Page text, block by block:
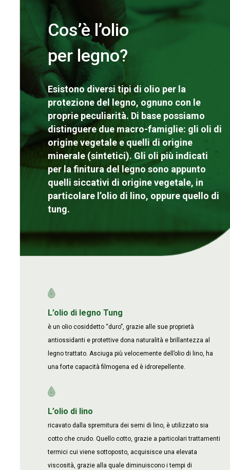
Cos’è l’olio
per legno?
Esistono diversi tipi di olio per la
protezione del legno, ognuno con le
proprie peculiarità. Di base possiamo
distinguere due macro-famiglie: gli oli di
origine vegetale e quelli di origine
minerale (sintetici). Gli oli più indicati
per la finitura del legno sono appunto
quelli siccativi di origine vegetale, in
particolare l’olio di lino, oppure quello di
tung.
L’olio di legno Tung
è un olio cosiddetto “duro”, grazie alle sue proprietà
antiossidanti e protettive dona naturalità e brillantezza al
legno trattato. Asciuga più velocemente dell’olio di lino, ha
una forte capacità filmogena ed è idrorepellente.
L’olio di lino
ricavato dalla spremitura dei semi di lino, è utilizzato sia
cotto che crudo. Quello cotto, grazie a particolari trattamenti
termici cui viene sottoposto, acquisisce una elevata
viscosità, grazie alla quale diminuiscono i tempi di